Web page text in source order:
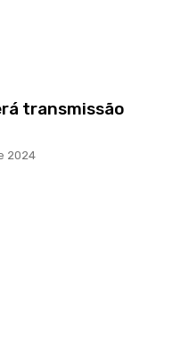
transmissão
2024